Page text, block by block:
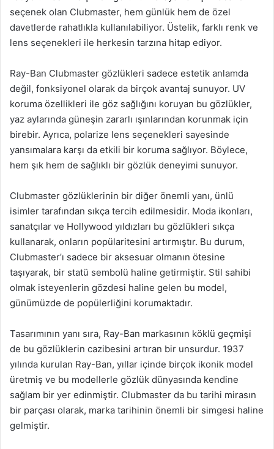
seçenek olan Clubmaster, hem günlük hem de özel
davetlerde rahatlıkla kullanılabiliyor. Üstelik, farklı renk ve
lens seçenekleri ile herkesin tarzına hitap ediyor.
Ray-Ban Clubmaster gözlükleri sadece estetik anlamda
değil, fonksiyonel olarak da birçok avantaj sunuyor. UV
koruma özellikleri ile göz sağlığını koruyan bu gözlükler,
yaz aylarında güneşin zararlı ışınlarından korunmak için
birebir. Ayrıca, polarize lens seçenekleri sayesinde
yansımalara karşı da etkili bir koruma sağlıyor. Böylece,
hem şık hem de sağlıklı bir gözlük deneyimi sunuyor.
Clubmaster gözlüklerinin bir diğer önemli yanı, ünlü
isimler tarafından sıkça tercih edilmesidir. Moda ikonları,
sanatçılar ve Hollywood yıldızları bu gözlükleri sıkça
kullanarak, onların popülaritesini artırmıştır. Bu durum,
Clubmaster’ı sadece bir aksesuar olmanın ötesine
taşıyarak, bir statü sembolü haline getirmiştir. Stil sahibi
olmak isteyenlerin gözdesi haline gelen bu model,
günümüzde de popülerliğini korumaktadır.
Tasarımının yanı sıra, Ray-Ban markasının köklü geçmişi
de bu gözlüklerin cazibesini artıran bir unsurdur. 1937
yılında kurulan Ray-Ban, yıllar içinde birçok ikonik model
üretmiş ve bu modellerle gözlük dünyasında kendine
sağlam bir yer edinmiştir. Clubmaster da bu tarihi mirasın
bir parçası olarak, marka tarihinin önemli bir simgesi haline
gelmiştir.